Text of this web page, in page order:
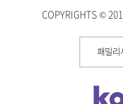
COPYRIGHTS ©
패밀리